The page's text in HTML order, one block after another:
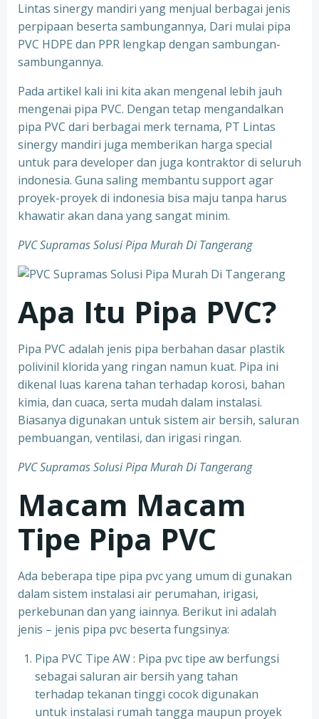
Lintas sinergy mandiri yang menjual berbagai jenis
perpipaan beserta sambungannya, Dari mulai pipa
PVC HDPE dan PPR lengkap dengan sambungan-
sambungannya.
Pada artikel kali ini kita akan mengenal lebih jauh
mengenai pipa PVC. Dengan tetap mengandalkan
pipa PVC dari berbagai merk ternama, PT Lintas
sinergy mandiri juga memberikan harga special
untuk para developer dan juga kontraktor di seluruh
indonesia. Guna saling membantu support agar
proyek-proyek di indonesia bisa maju tanpa harus
khawatir akan dana yang sangat minim.
PVC Supramas Solusi Pipa Murah Di Tangerang
Apa Itu Pipa PVC?
Pipa PVC adalah jenis pipa berbahan dasar plastik
polivinil klorida yang ringan namun kuat. Pipa ini
dikenal luas karena tahan terhadap korosi, bahan
kimia, dan cuaca, serta mudah dalam instalasi.
Biasanya digunakan untuk sistem air bersih, saluran
pembuangan, ventilasi, dan irigasi ringan.
PVC Supramas Solusi Pipa Murah Di Tangerang
Macam Macam
Tipe Pipa PVC
Ada beberapa tipe pipa pvc yang umum di gunakan
dalam sistem instalasi air perumahan, irigasi,
perkebunan dan yang iainnya. Berikut ini adalah
jenis – jenis pipa pvc beserta fungsinya:
Pipa PVC Tipe AW : Pipa pvc tipe aw berfungsi
sebagai saluran air bersih yang tahan
terhadap tekanan tinggi cocok digunakan
untuk instalasi rumah tangga maupun proyek